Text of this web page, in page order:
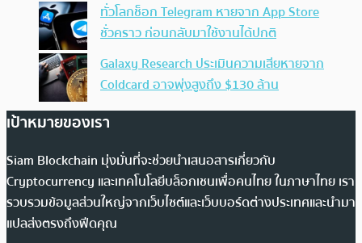
ทั่วโลกช็อก Telegram หายจาก App Store
ชั่วคราว ก่อนกลับมาใช้งานได้ปกติ
Galaxy Research ประเมินความเสียหายจาก
Coldcard อาจพุ่งสูงถึง $130 ล้าน
เป้าหมายของเรา
Siam Blockchain มุ่งมั่นที่จะช่วยนำเสนอสารเกี่ยวกับ
Cryptocurrency และเทคโนโลยีบล็อกเชนเพื่อคนไทย ในภาษาไทย เรา
รวบรวมข้อมูลส่วนใหญ่จากเว็บไซต์และเว็บบอร์ดต่างประเทศและนำมา
แปลส่งตรงถึงฟีดคุณ